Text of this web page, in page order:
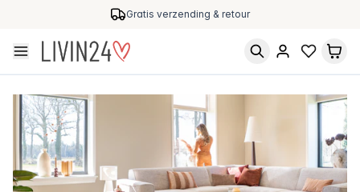
Gratis verzending & retour